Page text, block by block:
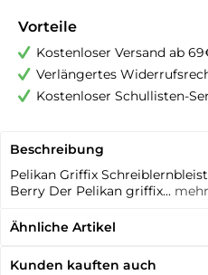
Vorteile
Kostenloser Versand ab
Verlängertes
Kostenloser Schullisten-
Beschreibung
Pelikan Griffix
Berry Der Pelikan griffix... mehr
Ähnliche Artikel
Kunden kauften auch